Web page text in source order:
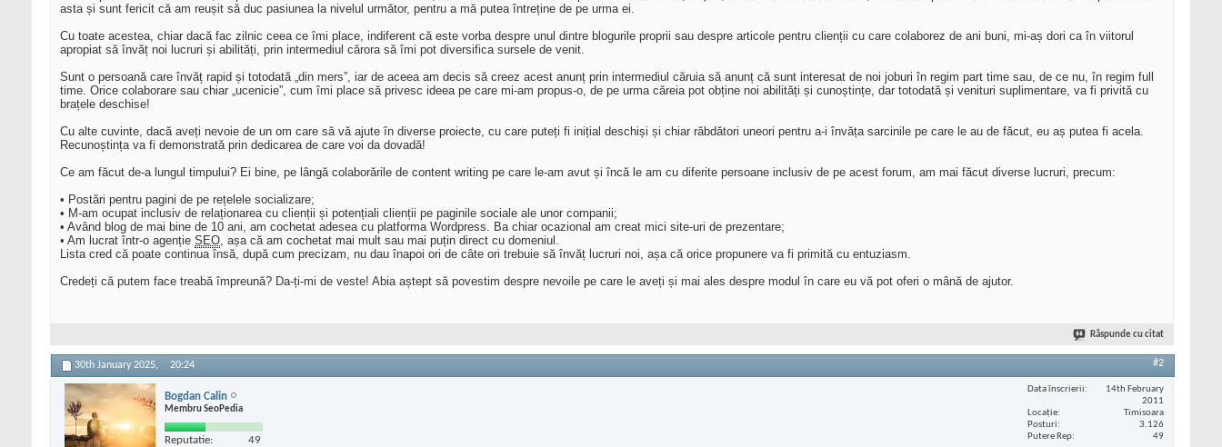
asta și sunt fericit că am reușit să duc pasiunea la nivelul următor, pentru a mă putea întreține de pe urma ei.
Cu toate acestea, chiar dacă fac zilnic ceea ce îmi place, indiferent că este vorba despre unul dintre blogurile proprii sau despre articole pentru clienții cu care colaborez de ani buni, mi-aș dori ca în viitorul
apropiat să învăț noi lucruri și abilități, prin intermediul cărora să îmi pot diversifica sursele de venit.
Sunt o persoană care învăț rapid și totodată „din mers”, iar de aceea am decis să creez acest anunț prin intermediul căruia să anunț că sunt interesat de noi joburi în regim part time sau, de ce nu, în regim full
time. Orice colaborare sau chiar „ucenicie”, cum îmi place să privesc ideea pe care mi-am propus-o, de pe urma căreia pot obține noi abilități și cunoștințe, dar totodată și venituri suplimentare, va fi privită cu
brațele deschise!
Cu alte cuvinte, dacă aveți nevoie de un om care să vă ajute în diverse proiecte, cu care puteți fi inițial deschiși și chiar răbdători uneori pentru a-i învăța sarcinile pe care le au de făcut, eu aș putea fi acela.
Recunoștința va fi demonstrată prin dedicarea de care voi da dovadă!
Ce am făcut de-a lungul timpului? Ei bine, pe lângă colaborările de content writing pe care le-am avut și încă le am cu diferite persoane inclusiv de pe acest forum, am mai făcut diverse lucruri, precum:
• Postări pentru pagini de pe rețelele socializare;
• M-am ocupat inclusiv de relaționarea cu clienții și potențiali clienții pe paginile sociale ale unor companii;
• Având blog de mai bine de 10 ani, am cochetat adesea cu platforma Wordpress. Ba chiar ocazional am creat mici site-uri de prezentare;
• Am lucrat într-o agenție SEO, așa că am cochetat mai mult sau mai puțin direct cu domeniul.
Lista cred că poate continua însă, după cum precizam, nu dau înapoi ori de câte ori trebuie să învăț lucruri noi, așa că orice propunere va fi primită cu entuziasm.
Credeți că putem face treabă împreună? Da-ți-mi de veste! Abia aștept să povestim despre nevoile pe care le aveți și mai ales despre modul în care eu vă pot oferi o mână de ajutor.
Răspunde cu citat
30th January 2025, 20:24 #2
Bogdan Calin
Membru SeoPedia
Reputatie: 49
Data înscrierii
14th February
2011
Locaţie
Timisoara
Posturi
3.126
Putere Rep
49